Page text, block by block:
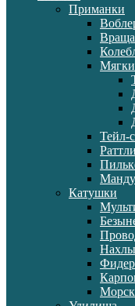
Приманки
Тейл-
Катушки